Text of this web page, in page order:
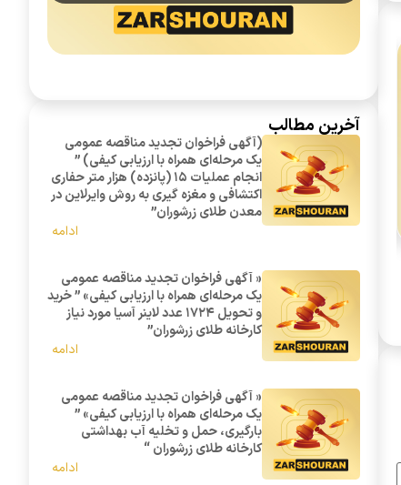
آخرین مطالب
(آگهی فراخوان تجدید مناقصه عمومی
یک مرحله‌ای همراه با ارزیابی کیفی) ”
انجام عملیات 15 (پانزده) هزار متر حفاری
اکتشافی و مغزه گیری به روش وایرلاین در
معدن طلای زرشوران”
ادامه
« آگهی فراخوان تجدید مناقصه عمومی
یک مرحله‌ای همراه با ارزیابی کیفی» ” خرید
و تحویل 1724 عدد لاینر آسیا مورد نیاز
کارخانه طلای زرشوران”
ادامه
« آگهی فراخوان تجدید مناقصه عمومی
یک مرحله‌ای همراه با ارزیابی کیفی» ”
بارگیری، حمل و تخلیه آب بهداشتی
کارخانه طلای زرشوران “
ادامه